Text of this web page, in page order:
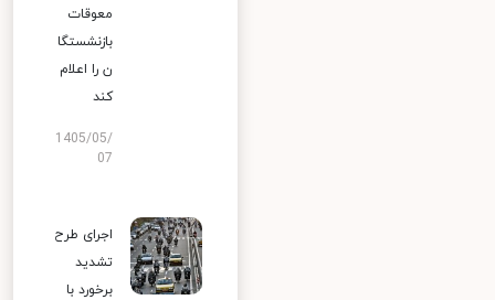
معوقات
بازنشستگا
ن را اعلام
کند
1405/05/
07
اجرای طرح
تشدید
برخورد با